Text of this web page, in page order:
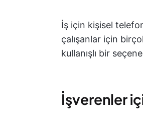
İş için kişisel
çalışanlar için
kullanışlı bir
İşverenler